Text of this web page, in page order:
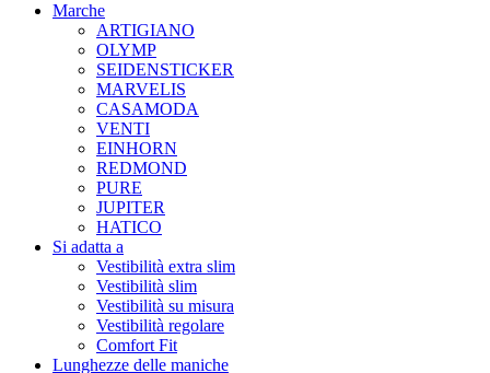
Marche
ARTIGIANO
OLYMP
SEIDENSTICKER
MARVELIS
CASAMODA
VENTI
EINHORN
REDMOND
PURE
JUPITER
HATICO
Si adatta a
Vestibilità extra slim
Vestibilità slim
Vestibilità su misura
Vestibilità regolare
Comfort Fit
Lunghezze delle maniche